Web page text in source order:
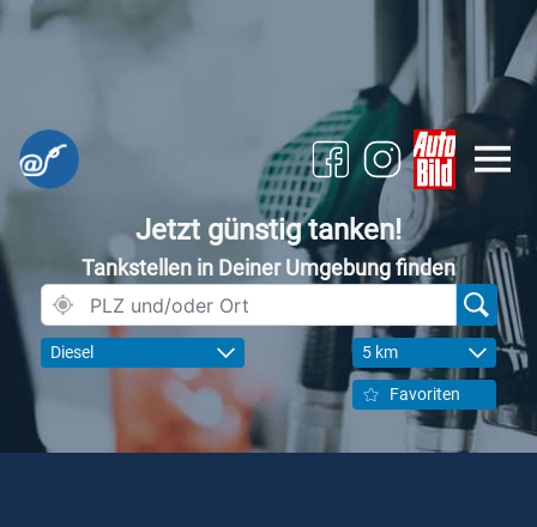
Jetzt günstig tanken!
Tankstellen in Deiner Umgebung finden
Diesel 5 km
Favoriten